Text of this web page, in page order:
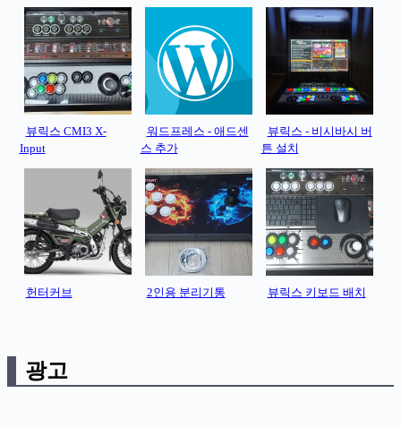
뷰릭스 CMI3 X-
Input
워드프레스 - 애드센
스 추가
뷰릭스 - 비시바시 버
튼 설치
헌터커브 2인용 분리기통 뷰릭스 키보드 배치
광고